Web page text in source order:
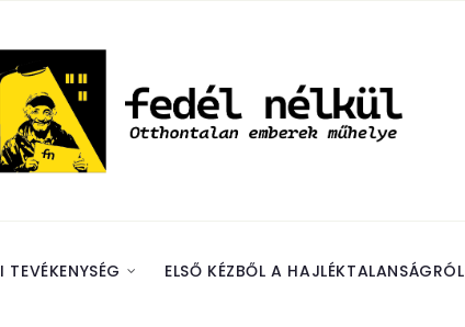
TEVÉKENYSÉG ELSŐ KÉZBŐL A HAJLÉKTALANSÁGRÓL